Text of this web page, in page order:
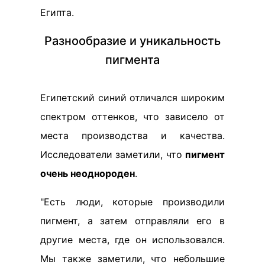
Египта.
Разнообразие и уникальность
пигмента
Египетский синий отличался широким
спектром оттенков, что зависело от
места производства и качества.
Исследователи заметили, что пигмент
очень неоднороден.
"Есть люди, которые производили
пигмент, а затем отправляли его в
другие места, где он использовался.
Мы также заметили, что небольшие